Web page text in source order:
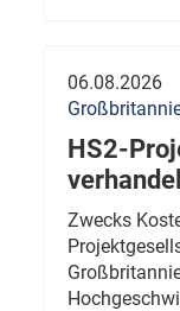
06.08.2026
HS2-
Zwecks